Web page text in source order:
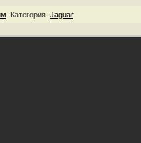
Категория: Jaguar.